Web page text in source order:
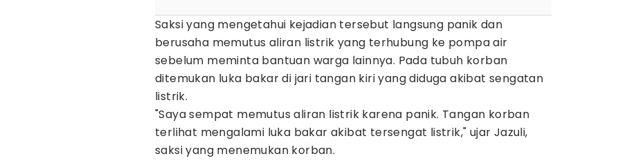
Saksi yang mengetahui kejadian tersebut langsung panik dan
berusaha memutus aliran listrik yang terhubung ke pompa air
sebelum meminta bantuan warga lainnya. Pada tubuh korban
ditemukan luka bakar di jari tangan kiri yang diduga akibat sengatan
listrik.
"Saya sempat memutus aliran listrik karena panik. Tangan korban
terlihat mengalami luka bakar akibat tersengat listrik," ujar Jazuli,
saksi yang menemukan korban.